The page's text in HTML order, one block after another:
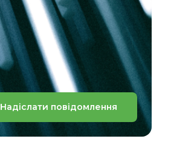
Надіслати повідомлення